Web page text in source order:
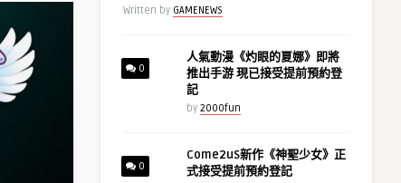
Written by GAMENEWS
0
人氣動漫《灼眼的夏娜》即將
推出手游 現已接受提前預約登
記
by 2000fun
0
Come2uS新作《神聖少女》正
式接受提前預約登記